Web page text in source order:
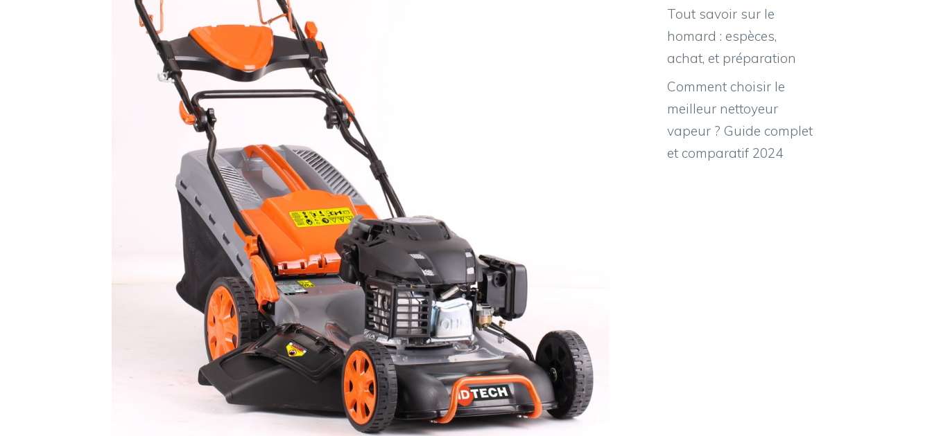
Tout savoir sur le
homard : espèces,
achat, et préparation
Comment choisir le
meilleur nettoyeur
vapeur ? Guide complet
et comparatif 2024